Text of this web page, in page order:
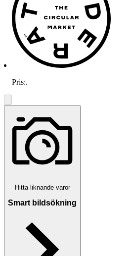
Pris:.
Hitta liknande varor
Smart bildsökning